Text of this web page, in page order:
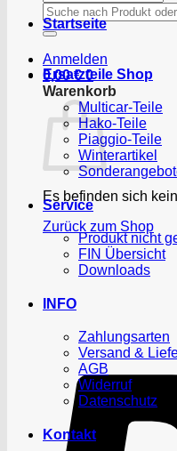
Suchen
nach:
Anmelden
0,00€ 0
Warenkorb
Es befinden sich
Zurück zum Shop
Startseite
Ersatzteile Shop
Multicar-Teile
Hako-Teile
Piaggio-Teile
Winterartikel
Service
Produkt nicht
FIN Übersicht
Downloads
INFO
Zahlungsarten
Versand &
AGB
Widerruf
Datenschutz
Kontakt